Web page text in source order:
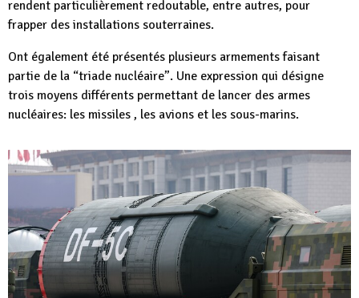
rendent particulièrement redoutable, entre autres, pour
frapper des installations souterraines.
Ont également été présentés plusieurs armements faisant
partie de la “triade nucléaire”. Une expression qui désigne
trois moyens différents permettant de lancer des armes
nucléaires: les missiles , les avions et les sous-marins.